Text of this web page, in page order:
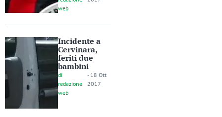
web
Incidente a
Cervinara,
feriti due
bambini
di
redazione
web
- 18 Ott
2017